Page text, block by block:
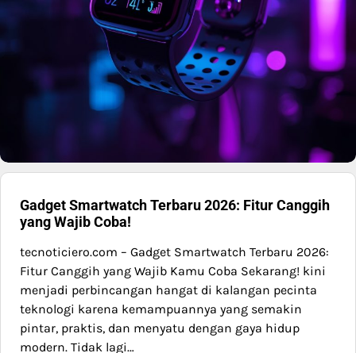
Gadget Smartwatch Terbaru 2026: Fitur Canggih
yang Wajib Coba!
tecnoticiero.com – Gadget Smartwatch Terbaru 2026:
Fitur Canggih yang Wajib Kamu Coba Sekarang! kini
menjadi perbincangan hangat di kalangan pecinta
teknologi karena kemampuannya yang semakin
pintar, praktis, dan menyatu dengan gaya hidup
modern. Tidak lagi…